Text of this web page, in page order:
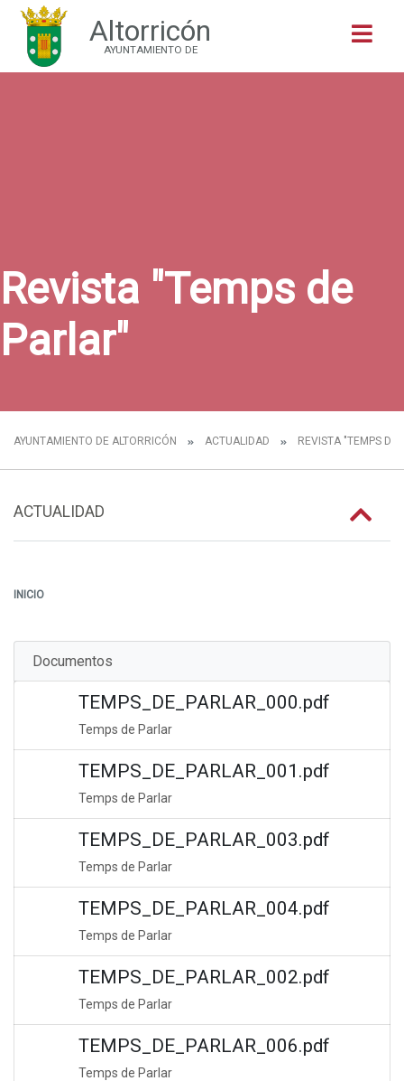
Altorricón
AYUNTAMIENTO DE
Revista "Temps de
Parlar"
AYUNTAMIENTO DE ALTORRICÓN ACTUALIDAD REVISTA "TEMPS DE
ACTUALIDAD
INICIO
Documentos
TEMPS_DE_PARLAR_000.pdf
Temps de Parlar
TEMPS_DE_PARLAR_001.pdf
Temps de Parlar
TEMPS_DE_PARLAR_003.pdf
Temps de Parlar
TEMPS_DE_PARLAR_004.pdf
Temps de Parlar
TEMPS_DE_PARLAR_002.pdf
Temps de Parlar
TEMPS_DE_PARLAR_006.pdf
Temps de Parlar